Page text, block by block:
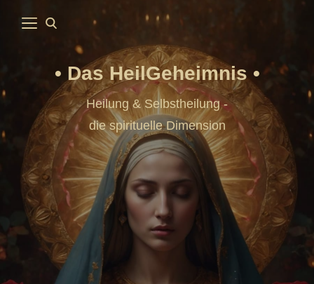
Das HeilGeheimnis
Heilung & Selbstheilung -
die spirituelle Dimension